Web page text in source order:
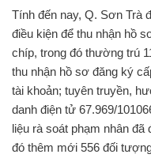
Tính đến nay, Q. Sơn Trà
điều kiện để thu nhận hồ
chíp, trong đó thường trú
thu nhận hồ sơ đăng ký
tài khoản; tuyên truyền,
danh điện tử 67.969/
liệu rà soát phạm nhân
đó thêm mới 556 đối